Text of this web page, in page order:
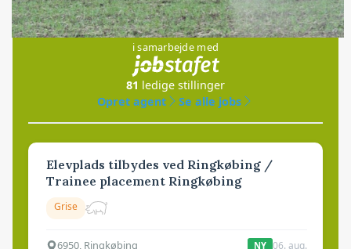
Jobs
i samarbejde med
81 ledige stillinger
Opret agent
Se alle jobs
Elevplads tilbydes ved Ringkøbing /
Trainee placement Ringkøbing
Grise
6950, Ringkøbing NY 06. aug.